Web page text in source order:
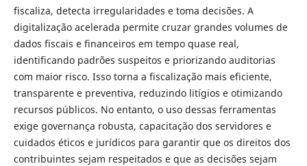
fiscaliza, detecta irregularidades e toma decisões. A
digitalização acelerada permite cruzar grandes volumes de
dados fiscais e financeiros em tempo quase real,
identificando padrões suspeitos e priorizando auditorias
com maior risco. Isso torna a fiscalização mais eficiente,
transparente e preventiva, reduzindo litígios e otimizando
recursos públicos. No entanto, o uso dessas ferramentas
exige governança robusta, capacitação dos servidores e
cuidados éticos e jurídicos para garantir que os direitos dos
contribuintes sejam respeitados e que as decisões sejam